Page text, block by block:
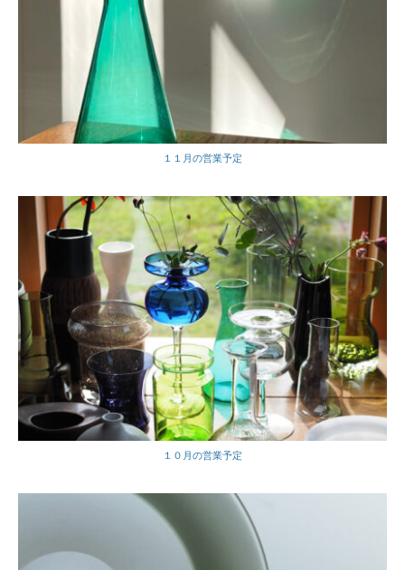
１１月の営業予定
１０月の営業予定